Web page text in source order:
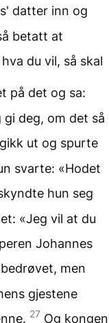
datter inn og
betatt at
du vil, så skal
på det og sa:
gi deg, om det så
ut og spurte
svarte: «Hodet
hun seg
«Jeg vil at du
Johannes
men
gjestene
27 Og kongen